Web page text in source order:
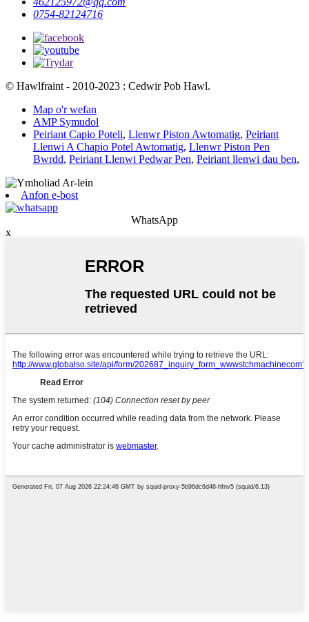
0754-82124716
© Hawlfraint - 2010-2023 : Cedwir Pob Hawl.
Map o'r wefan
AMP Symudol
Peiriant Capio Poteli, Llenwr Piston Awtomatig, Peiriant
Llenwi A Chapio Potel Awtomatig, Llenwr Piston Pen
Bwrdd, Peiriant Llenwi Pedwar Pen, Peiriant llenwi dau ben,
Anfon e-bost
WhatsApp
x